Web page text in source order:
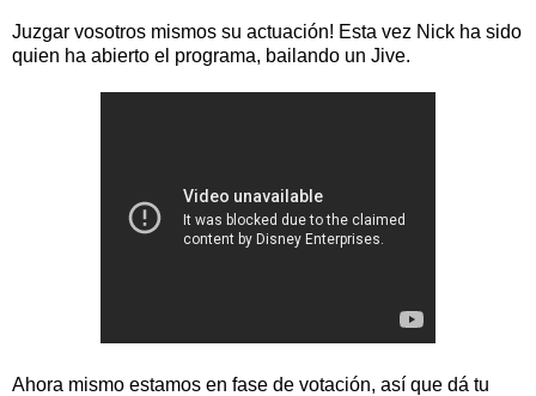
Juzgar vosotros mismos su actuación! Esta vez Nick ha sido
quien ha abierto el programa, bailando un Jive.
Ahora mismo estamos en fase de votación, así que dá tu